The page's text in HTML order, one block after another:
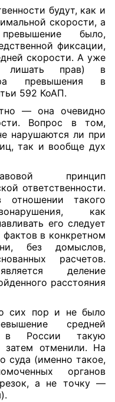
будут, как и
скорости, а
было,
фиксации,
скорости. А уже
лишать прав) в
превышения в
592 КоАП.
— она очевидно
Вопрос в том,
нарушаются ли при
так и вообще дух
принцип
ответственности.
такого
как
его следует
в конкретном
без домыслов,
расчетов.
деление
расстояния
сих пор и не было
средней
России такую
затем отменили. На
суда (именно такое,
органов
а не точку —